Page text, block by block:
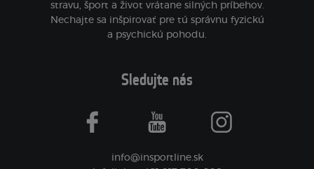
stravu, šport a život vrátane silných príbehov.
Nechajte sa inšpirovať pre tú správnu fyzickú
a psychickú pohodu.
Sledujte nás
facebook youtube instagram
info@insportline.sk